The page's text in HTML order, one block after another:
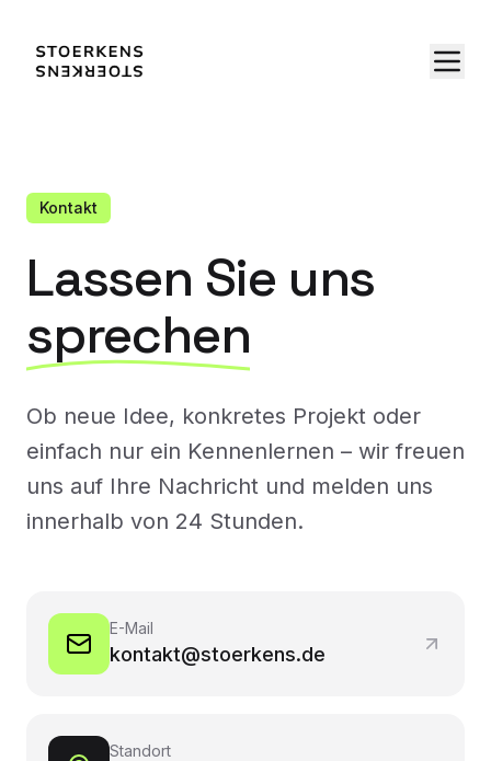
Kontakt
Lassen Sie uns
sprechen
Ob neue Idee, konkretes Projekt oder
einfach nur ein Kennenlernen – wir freuen
uns auf Ihre Nachricht und melden uns
innerhalb von 24 Stunden.
E-Mail
kontakt@stoerkens.de
Standort